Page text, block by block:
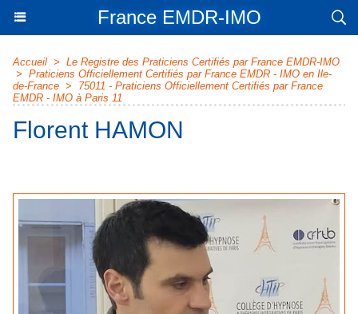
France EMDR-IMO
Accueil > Le Registre des Praticiens Certifiés par France EMDR-IMO
> Praticiens Officiellement Certifiés par France EMDR - IMO en Ile-
de-France > 75011 - Praticiens Officiellement Certifiés par France
EMDR - IMO à Paris 11
Florent HAMON